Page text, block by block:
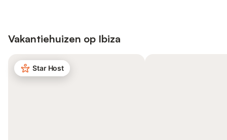
Vakantiehuizen op Ibiza
Star Host